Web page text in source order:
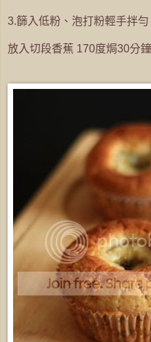
3.篩入低粉、泡打粉輕手拌
放入切段香蕉 170度焗30分